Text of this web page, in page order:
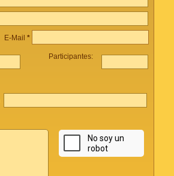
E-Mail *
Participantes: